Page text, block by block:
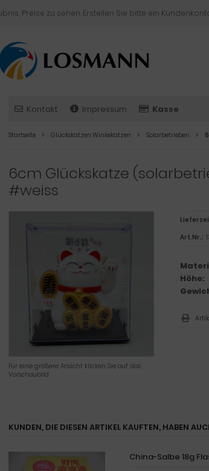
Preise zu sehen. Erstellen Sie bitte ein
Kontakt Impressum Kasse
Startseite Glückskatzen Winkekatzen Solarbetrieben
6cm Glückskatze
#weiss
Für eine größere Ansicht klicken Sie auf das
Vorschaubild
Art.Nr.:
Höhe:
KUNDEN, DIE DIESEN ARTIKEL KAUFTEN, HABEN
China-Salbe 18g